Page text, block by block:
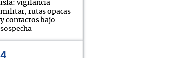
isla: vigilancia
militar, rutas opacas
y contactos bajo
sospecha